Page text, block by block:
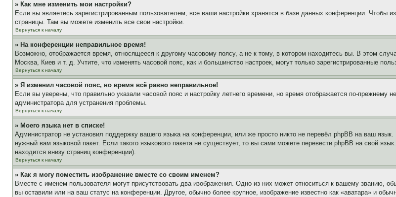
» Как мне изменить мои настройки?
Если вы являетесь зарегистрированным пользователем, все ваши настройки хранятся в базе данных конференции. Чтобы
страницы. Там вы можете изменить все свои настройки.
Вернуться к началу
» На конференции неправильное время!
Возможно, отображается время, относящееся к другому часовому поясу, а не к тому, в котором находитесь вы. В этом
Москва, Киев и т. д. Учтите, что изменять часовой пояс, как и большинство настроек, могут только зарегистрированные
Вернуться к началу
» Я изменил часовой пояс, но время всё равно неправильное!
Если вы уверены, что правильно указали часовой пояс и настройку летнего времени, но время отображается по-прежнему
администратора для устранения проблемы.
Вернуться к началу
» Моего языка нет в списке!
Администратор не установил поддержку вашего языка на конференции, или же просто никто не перевёл phpBB на ваш
нужный вам языковой пакет. Если такого языкового пакета не существует, то вы сами можете перевести phpBB на свой
находится внизу страниц конференции).
Вернуться к началу
» Как я могу поместить изображение вместе со своим именем?
Вместе с именем пользователя могут присутствовать два изображения. Одно из них может относиться к вашему званию,
вы оставили или на ваш статус на конференции. Другое, обычно более крупное, изображение известно как «аватара» и